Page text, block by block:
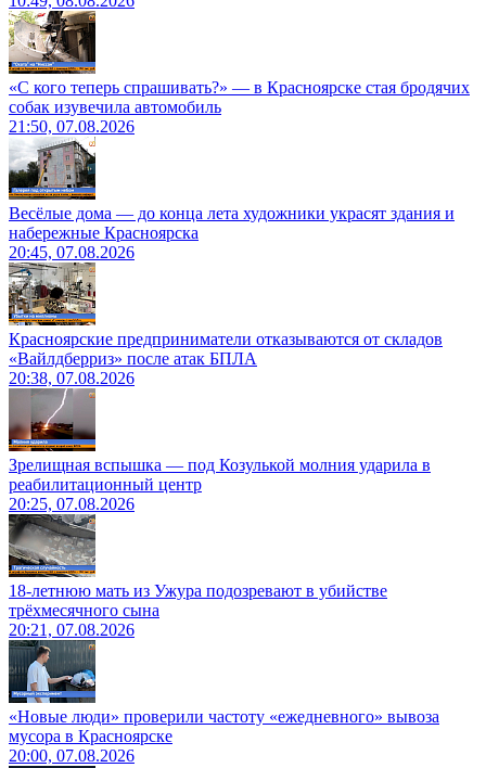
«С кого теперь спрашивать?» — в Красноярске стая бродячих
собак изувечила автомобиль
21:50, 07.08.2026
Весёлые дома — до конца лета художники украсят здания и
набережные Красноярска
20:45, 07.08.2026
Красноярские предприниматели отказываются от складов
«Вайлдберриз» после атак БПЛА
20:38, 07.08.2026
Зрелищная вспышка — под Козулькой молния ударила в
реабилитационный центр
20:25, 07.08.2026
18-летнюю мать из Ужура подозревают в убийстве
трёхмесячного сына
20:21, 07.08.2026
«Новые люди» проверили частоту «ежедневного» вывоза
мусора в Красноярске
20:00, 07.08.2026